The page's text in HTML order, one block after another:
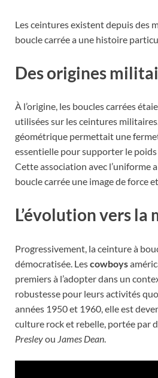
Les ceintures existent depuis des
boucle carrée a une histoire
Des origines
À l’origine, les boucles carrées
utilisées sur les ceintures
géométrique permettait une
essentielle pour supporter le
Cette association avec l’uniforme
boucle carrée une image de force
L’évolution vers la
Progressivement, la ceinture à
démocratisée. Lescowboys
premiers à l’adopter dans un
robustesse pour leurs activités
années 1950 et 1960, elle est
culture rock et rebelle, portée par
Presleyou James Dean